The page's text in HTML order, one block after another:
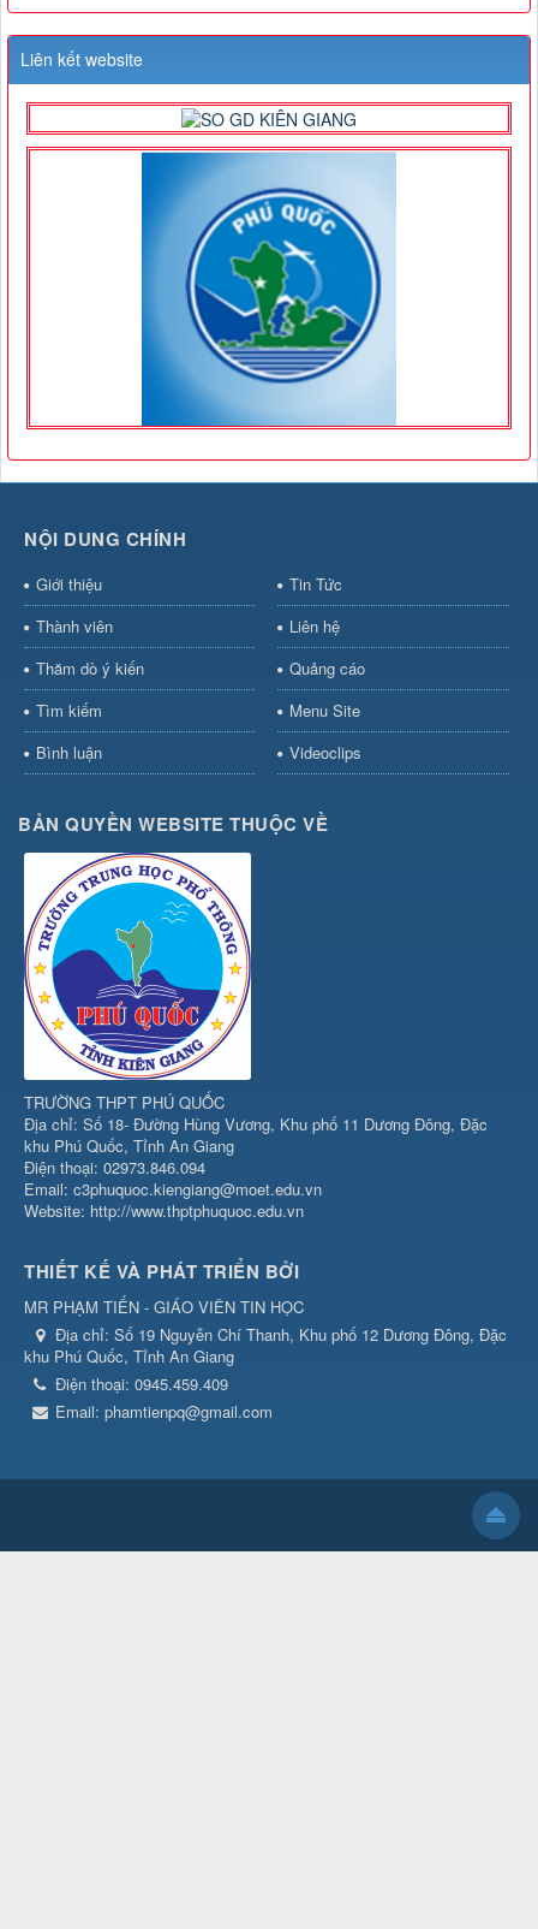
Liên kết website
NỘI DUNG CHÍNH
Giới thiệu
Tin Tức
Thành viên
Liên hệ
Thăm dò ý kiến
Quảng cáo
Tìm kiếm
Menu Site
Bình luận
Videoclips
BẢN QUYỀN WEBSITE THUỘC VỀ
TRƯỜNG THPT PHÚ QUỐC
Địa chỉ: Số 18- Đường Hùng Vương, Khu phố 11 Dương Đông, Đặc
khu Phú Quốc, Tỉnh An Giang
Điện thoại: 02973.846.094
Email: c3phuquoc.kiengiang@moet.edu.vn
Website: http://www.thptphuquoc.edu.vn
THIẾT KẾ VÀ PHÁT TRIỂN BỞI
MR PHẠM TIẾN - GIÁO VIÊN TIN HỌC
Địa chỉ: Số 19 Nguyễn Chí Thanh, Khu phố 12 Dương Đông, Đặc
khu Phú Quốc, Tỉnh An Giang
Điện thoại: 0945.459.409
Email: phamtienpq@gmail.com